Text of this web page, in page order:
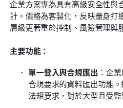
企業方案專為具有高級安全性與
計。價格為客製化，反映量身打
層級更著重於控制、風險管理與
主要功能：
單一登入與合規匯出 ：企
合規要求的資料匯出功能
法規要求，對於大型且受